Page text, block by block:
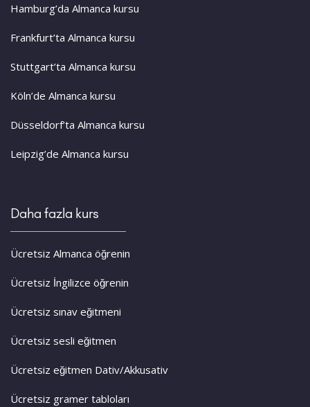
Hamburg’da Almanca kursu
Frankfurt’ta Almanca kursu
Stuttgart’ta Almanca kursu
Köln’de Almanca kursu
Düsseldorf’ta Almanca kursu
Leipzig’de Almanca kursu
Daha fazla kurs
Ücretsiz Almanca öğrenin
Ücretsiz İngilizce öğrenin
Ücretsiz sınav eğitmeni
Ücretsiz sesli eğitmen
Ücretsiz eğitmen Dativ/Akkusativ
Ücretsiz gramer tabloları